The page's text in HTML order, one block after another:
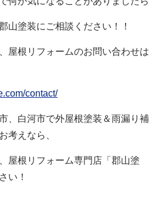
山塗装にご相談ください！！
屋根リフォームのお問い合わせは
contact/
、白河市で外屋根塗装＆雨漏り補
考えなら、
屋根リフォーム専門店 「郡山塗
い！